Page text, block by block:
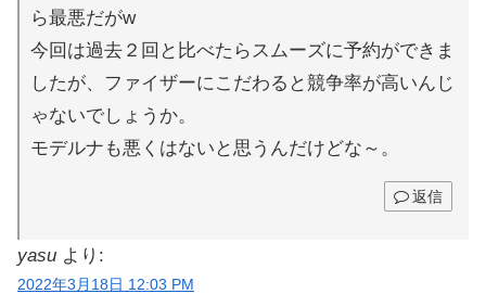
ら最悪だがw
今回は過去２回と比べたらスムーズに予約ができま
したが、ファイザーにこだわると競争率が高いんじ
ゃないでしょうか。
モデルナも悪くはないと思うんだけどな～。
返信
yasu より:
2022年3月18日 12:03 PM